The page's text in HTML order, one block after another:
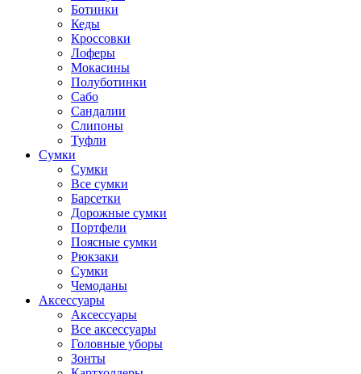
Ботинки
Кеды
Кроссовки
Лоферы
Мокасины
Полуботинки
Сабо
Сандалии
Слипоны
Туфли
Сумки
Сумки
Все сумки
Барсетки
Дорожные сумки
Портфели
Поясные сумки
Рюкзаки
Сумки
Чемоданы
Аксессуары
Аксессуары
Все аксессуары
Головные уборы
Зонты